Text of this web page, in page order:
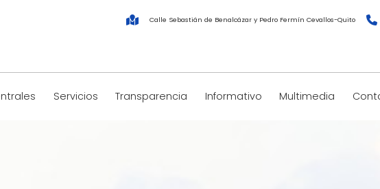
Calle Sebastián de Benalcázar y Pedro Fermín Cevallos-Quito
Servicios Transparencia Informativo Multimedia